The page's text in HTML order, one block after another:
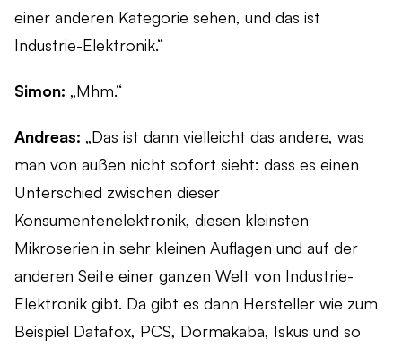
einer anderen Kategorie sehen, und das ist
Industrie-Elektronik.“
Simon: „Mhm.“
Andreas: „Das ist dann vielleicht das andere, was
man von außen nicht sofort sieht: dass es einen
Unterschied zwischen dieser
Konsumentenelektronik, diesen kleinsten
Mikroserien in sehr kleinen Auflagen und auf der
anderen Seite einer ganzen Welt von Industrie-
Elektronik gibt. Da gibt es dann Hersteller wie zum
Beispiel Datafox, PCS, Dormakaba, Iskus und so